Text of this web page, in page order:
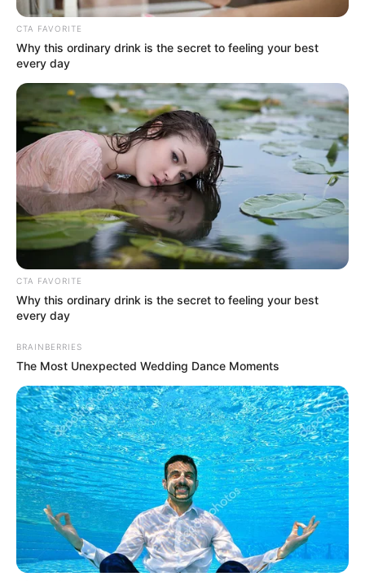
Про це повідомив сам потерпілий на своїй сторінці
охоронці перегшородили рух його авто, силоміць
витягли його з машини і завдали удару в обличчя,
мотивуючи…
ПОДІЇ
На безпеку дорожнього руху в
Закарпатті виділять 217 мільйонів
гривень
17.02.2021
CTA FAVORITE
Why this ordinary drink is the secret to feeling your best
every day
CTA FAVORITE
Why this ordinary drink is the secret to feeling your best
every day
BRAINBERRIES
The Most Unexpected Wedding Dance Moments